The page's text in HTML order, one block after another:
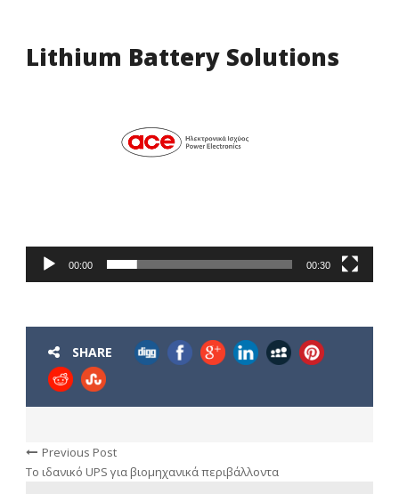
Lithium Battery Solutions
00:00 00:30
SHARE
Previous Post
Το ιδανικό UPS για βιομηχανικά περιβάλλοντα